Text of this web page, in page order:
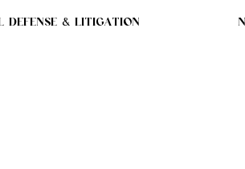
DEFENSE & LITIGATION